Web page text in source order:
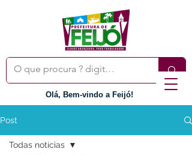
Olá, Bem-vindo a Feijó!
Post
Todas notícias